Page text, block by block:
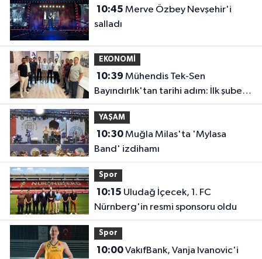
10:45
salladı
EKONOMİ
10:39
Bayındırlık'tan tarihi adım: İlk şube
Diyarbakır'da açıldı
YAŞAM
10:30Muğla Milas'ta 'Mylasa
Band' izdihamı
Spor
10:15
Nürnberg'in resmi sponsoru oldu
Spor
10:00VakıfBank, Vanja Ivanovic'i